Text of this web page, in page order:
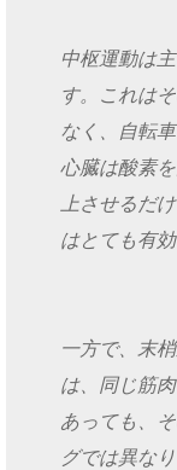
中枢運動は
す。これは
なく、自転
心臓は酸素
上させるだ
はとても有効
一方で、末
は、同じ筋
あっても、
グでは異な